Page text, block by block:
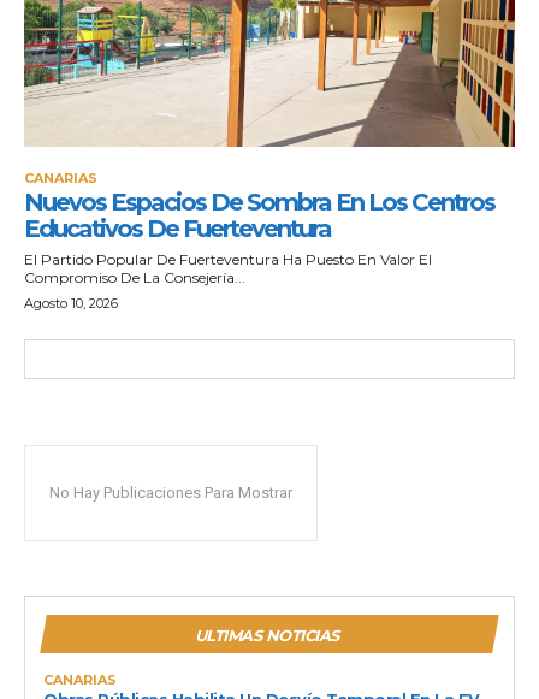
CANARIAS
Nuevos Espacios De Sombra En Los Centros
Educativos De Fuerteventura
El Partido Popular De Fuerteventura Ha Puesto En Valor El
Compromiso De La Consejería...
Agosto 10, 2026
No Hay Publicaciones Para Mostrar
ULTIMAS NOTICIAS
CANARIAS